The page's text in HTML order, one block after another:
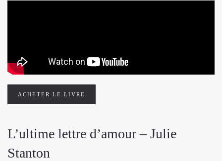
ACHETER LE LIVRE
L’ultime lettre d’amour – Julie
Stanton